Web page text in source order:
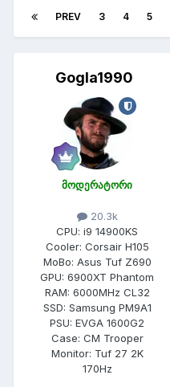
PREV 3 4 5
Gogla1990
მოდერატორი
20.3k
CPU: i9 14900KS
Cooler: Corsair H105
MoBo: Asus Tuf Z690
GPU: 6900XT Phantom
RAM: 6000MHz CL32
SSD: Samsung PM9A1
PSU: EVGA 1600G2
Case: CM Trooper
Monitor: Tuf 27 2K
170Hz